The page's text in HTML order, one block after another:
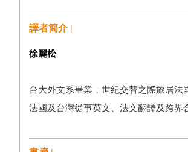
譯者簡介 |
徐麗松
台大外文系畢業，世紀交替之際旅居
法國及台灣從事英文、法文翻譯及跨界